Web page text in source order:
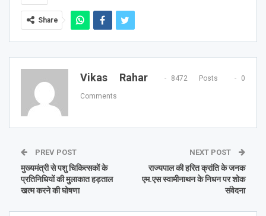
Share
Vikas Rahar 8472 Posts 0
Comments
PREV POST
मुख्यमंत्री से पशु चिकित्सकों के
प्रतिनिधियों की मुलाकात हड़ताल
खत्म करने की घोषणा
NEXT POST
राज्यपाल की हरित क्रांति के जनक
एम.एस स्वामीनाथन के निधन पर शोक
संवेदना